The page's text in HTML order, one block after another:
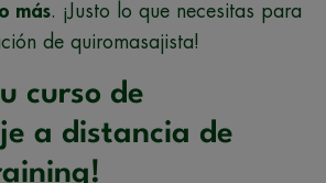
más. ¡Justo lo que necesitas para
de quiromasajista!
curso de
a distancia de